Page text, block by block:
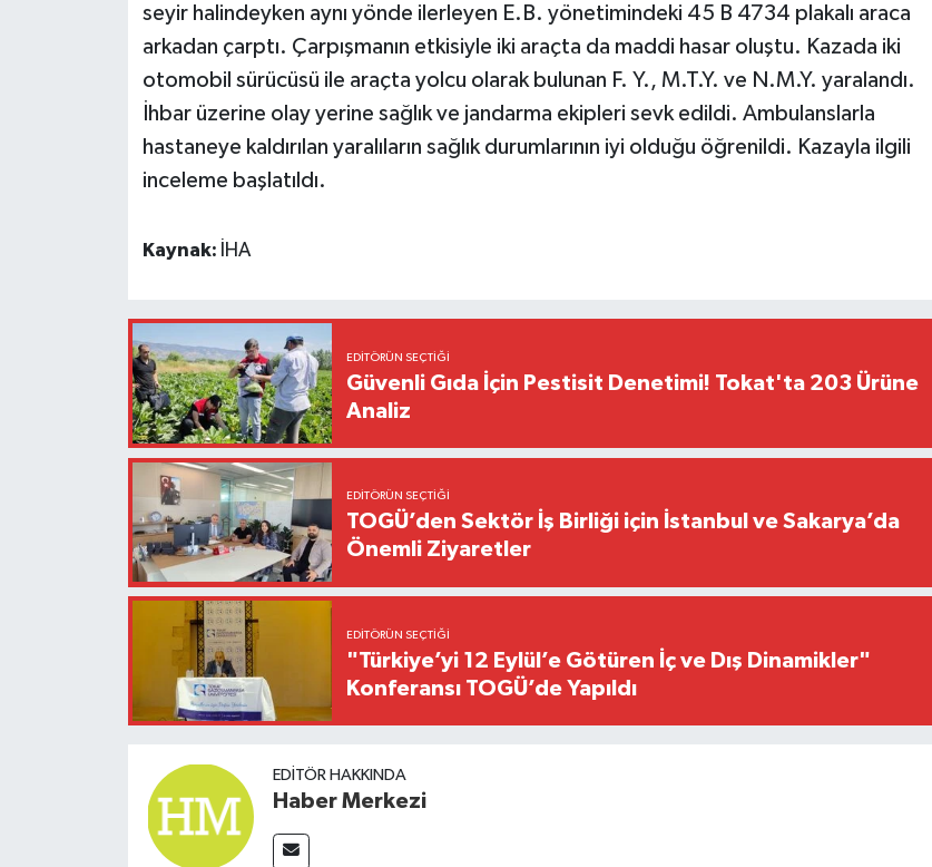
seyir halindeyken aynı yönde ilerleyen E.B. yönetimindeki 45 B 4734 plakalı araca
arkadan çarptı. Çarpışmanın etkisiyle iki araçta da maddi hasar oluştu. Kazada iki
otomobil sürücüsü ile araçta yolcu olarak bulunan F. Y., M.T.Y. ve N.M.Y. yaralandı.
İhbar üzerine olay yerine sağlık ve jandarma ekipleri sevk edildi. Ambulanslarla
hastaneye kaldırılan yaralıların sağlık durumlarının iyi olduğu öğrenildi. Kazayla ilgili
inceleme başlatıldı.
Kaynak: İHA
EDITÖRÜN SEÇTIĞI
Güvenli Gıda İçin Pestisit Denetimi! Tokat'ta 203 Ürüne
Analiz
EDITÖRÜN SEÇTIĞI
TOGÜ’den Sektör İş Birliği için İstanbul ve Sakarya’da
Önemli Ziyaretler
EDITÖRÜN SEÇTIĞI
"Türkiye’yi 12 Eylül’e Götüren İç ve Dış Dinamikler"
Konferansı TOGÜ’de Yapıldı
EDITÖR HAKKINDA
Haber Merkezi